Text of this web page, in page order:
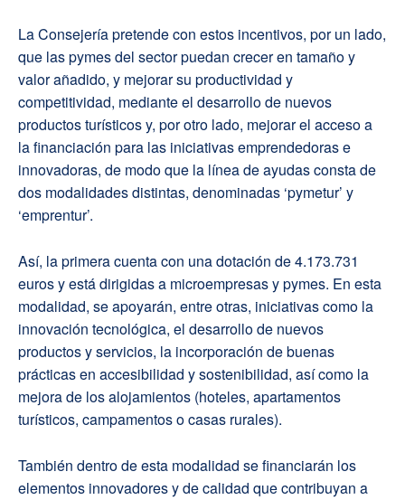
La Consejería pretende con estos incentivos, por un lado,
que las pymes del sector puedan crecer en tamaño y
valor añadido, y mejorar su productividad y
competitividad, mediante el desarrollo de nuevos
productos turísticos y, por otro lado, mejorar el acceso a
la financiación para las iniciativas emprendedoras e
innovadoras, de modo que la línea de ayudas consta de
dos modalidades distintas, denominadas ‘pymetur’ y
‘emprentur’.
Así, la primera cuenta con una dotación de 4.173.731
euros y está dirigidas a microempresas y pymes. En esta
modalidad, se apoyarán, entre otras, iniciativas como la
innovación tecnológica, el desarrollo de nuevos
productos y servicios, la incorporación de buenas
prácticas en accesibilidad y sostenibilidad, así como la
mejora de los alojamientos (hoteles, apartamentos
turísticos, campamentos o casas rurales).
También dentro de esta modalidad se financiarán los
elementos innovadores y de calidad que contribuyan a